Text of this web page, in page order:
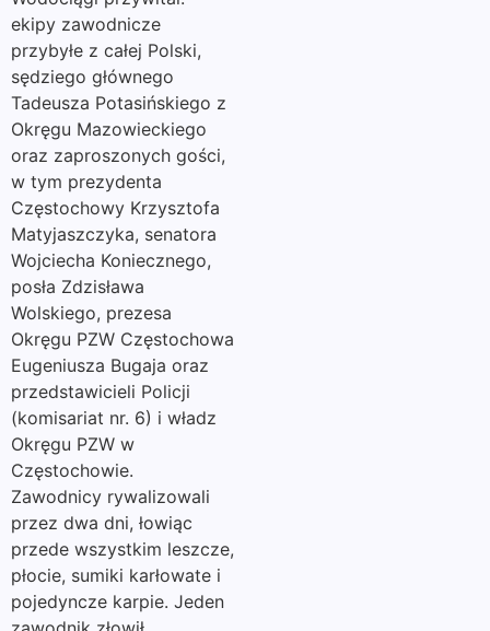
ekipy zawodnicze
przybyłe z całej Polski,
sędziego głównego
Tadeusza Potasińskiego z
Okręgu Mazowieckiego
oraz zaproszonych gości,
w tym prezydenta
Częstochowy Krzysztofa
Matyjaszczyka, senatora
Wojciecha Koniecznego,
posła Zdzisława
Wolskiego, prezesa
Okręgu PZW Częstochowa
Eugeniusza Bugaja oraz
przedstawicieli Policji
(komisariat nr. 6) i władz
Okręgu PZW w
Częstochowie.
Zawodnicy rywalizowali
przez dwa dni, łowiąc
przede wszystkim leszcze,
płocie, sumiki karłowate i
pojedyncze karpie. Jeden